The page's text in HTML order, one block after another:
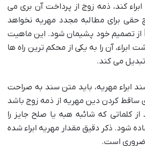
ابراء کند، ذمه زوج از پرداخت آن بری می
برای مطالبه مجدد مهریه نخواهد
از تصمیم خود پشیمان شود. این ماهیت
ابراء، آن را به یکی از محکم ترین راه ها
می کند.
ابراء مهریه، باید متن سند به صراحت
ساقط کردن دین مهریه از ذمه زوج باشد
کلماتی که شائبه هبه یا صلح جایز را
شود. ذکر دقیق مقدار مهریه ابراء شده
است.